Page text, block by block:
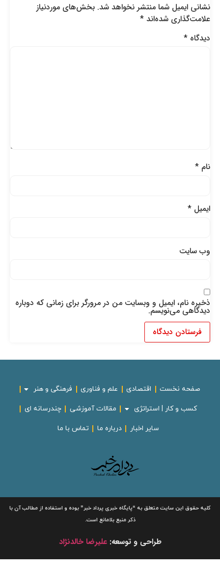
نشانی ایمیل شما منتشر نخواهد شد. بخش‌های موردنیاز
علامت‌گذاری شده‌اند*
دیدگاه*
نام*
ایمیل*
وب‌ سایت
ذخیره نام، ایمیل و وبسایت من در مرورگر برای زمانی که دوباره
دیدگاهی می‌نویسم.
صفحه نخست اقتصادی علم و فناوری فرهنگی و هنر
کسب و کار | استراتژی مقالات آموزشی چندرسانه ای
سایر اخبار درباره ما تماس با ما
کلیه حقوق این سایت متعلق به“پایگاه خبریپرداد خبر”بوده و استفاده از مطالب آن با
ذکر منبع بلامانع است.
طراحی و توسعه:علیرضا خالدنژاد